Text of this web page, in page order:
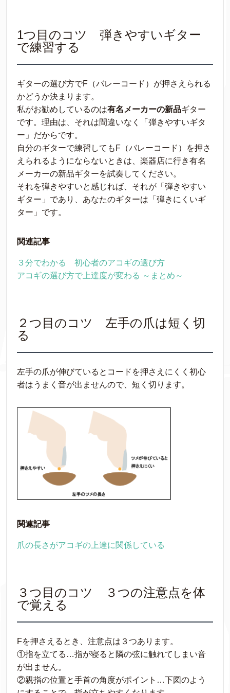
1つ目のコツ 弾きやすいギター
で練習する
ギターの選び方でF（バレーコード）が押さえられる
かどうか決まります。
私がお勧めしているのは有名メーカーの新品ギター
です。理由は、それは間違いなく「弾きやすいギタ
ー」だからです。
自分のギターで練習してもF（バレーコード）を押さ
えられるようにならないときは、楽器店に行き有名
メーカーの新品ギターを試奏してください。
それを弾きやすいと感じれば、それが「弾きやすい
ギター」であり、あなたのギターは「弾きにくいギ
ター」です。
関連記事
３分でわかる 初心者のアコギの選び方
アコギの選び方で上達度が変わる ～まとめ～
２つ目のコツ 左手の爪は短く切
る
左手の爪が伸びているとコードを押さえにくく初心
者はうまく音が出ませんので、短く切ります。
関連記事
爪の長さがアコギの上達に関係している
３つ目のコツ ３つの注意点を体
で覚える
Fを押さえるとき、注意点は３つあります。
①指を立てる…指が寝ると隣の弦に触れてしまい音
が出ません。
②親指の位置と手首の角度がポイント…下図のよう